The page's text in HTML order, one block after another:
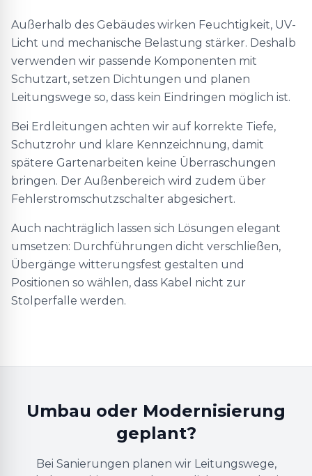
Außerhalb des Gebäudes wirken Feuchtigkeit, UV-
Licht und mechanische Belastung stärker. Deshalb
verwenden wir passende Komponenten mit
Schutzart, setzen Dichtungen und planen
Leitungswege so, dass kein Eindringen möglich ist.
Bei Erdleitungen achten wir auf korrekte Tiefe,
Schutzrohr und klare Kennzeichnung, damit
spätere Gartenarbeiten keine Überraschungen
bringen. Der Außenbereich wird zudem über
Fehlerstromschutzschalter abgesichert.
Auch nachträglich lassen sich Lösungen elegant
umsetzen: Durchführungen dicht verschließen,
Übergänge witterungsfest gestalten und
Positionen so wählen, dass Kabel nicht zur
Stolperfalle werden.
Umbau oder Modernisierung
geplant?
Bei Sanierungen planen wir Leitungswege,